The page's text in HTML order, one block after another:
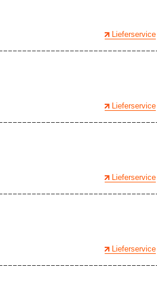
Lieferservice
Lieferservice
Lieferservice
Lieferservice